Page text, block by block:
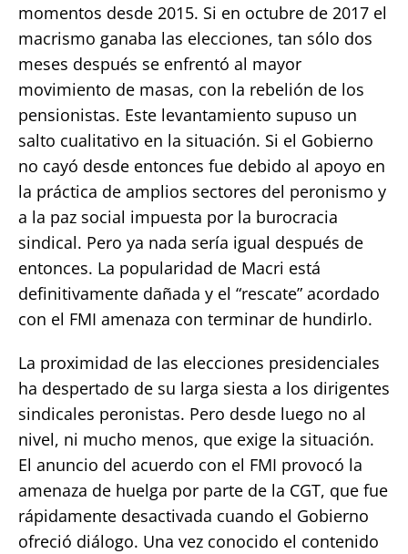
momentos desde 2015. Si en octubre de 2017 el
macrismo ganaba las elecciones, tan sólo dos
meses después se enfrentó al mayor
movimiento de masas, con la rebelión de los
pensionistas. Este levantamiento supuso un
salto cualitativo en la situación. Si el Gobierno
no cayó desde entonces fue debido al apoyo en
la práctica de amplios sectores del peronismo y
a la paz social impuesta por la burocracia
sindical. Pero ya nada sería igual después de
entonces. La popularidad de Macri está
definitivamente dañada y el “rescate” acordado
con el FMI amenaza con terminar de hundirlo.
La proximidad de las elecciones presidenciales
ha despertado de su larga siesta a los dirigentes
sindicales peronistas. Pero desde luego no al
nivel, ni mucho menos, que exige la situación.
El anuncio del acuerdo con el FMI provocó la
amenaza de huelga por parte de la CGT, que fue
rápidamente desactivada cuando el Gobierno
ofreció diálogo. Una vez conocido el contenido